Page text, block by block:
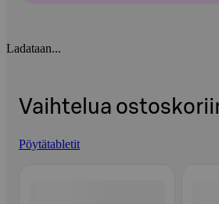
Ladataan...
Vaihtelua
Pöytätabletit